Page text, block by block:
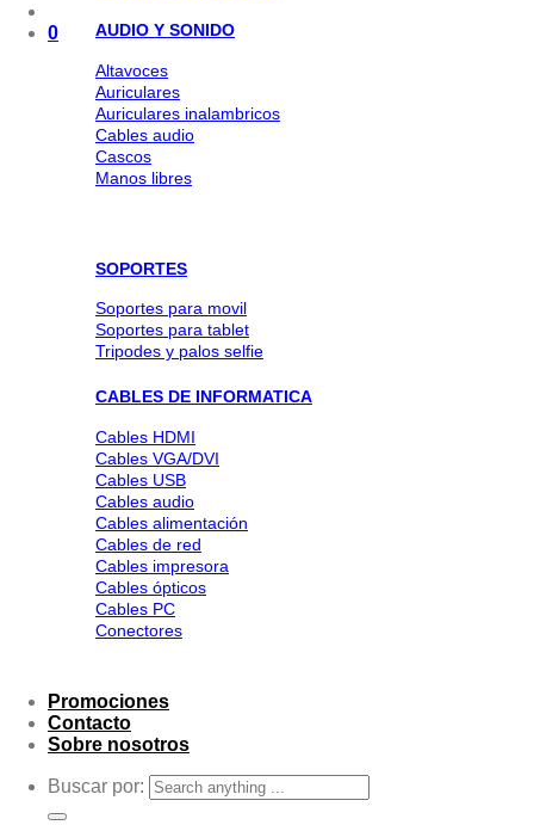
0 AUDIO Y SONIDO
Altavoces
Auriculares
Auriculares inalambricos
Cables audio
Cascos
Manos libres
SOPORTES
Soportes para movil
Soportes para tablet
Tripodes y palos selfie
CABLES DE INFORMATICA
Cables HDMI
Cables VGA/DVI
Cables USB
Cables audio
Cables alimentación
Cables de red
Cables impresora
Cables ópticos
Cables PC
Conectores
Promociones
Contacto
Sobre nosotros
Buscar por: